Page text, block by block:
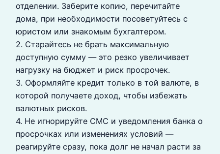
отделении. Заберите копию, перечитайте
дома, при необходимости посоветуйтесь с
юристом или знакомым бухгалтером.
2. Старайтесь не брать максимальную
доступную сумму — это резко увеличивает
нагрузку на бюджет и риск просрочек.
3. Оформляйте кредит только в той валюте, в
которой получаете доход, чтобы избежать
валютных рисков.
4. Не игнорируйте СМС и уведомления банка о
просрочках или изменениях условий —
реагируйте сразу, пока долг не начал расти за